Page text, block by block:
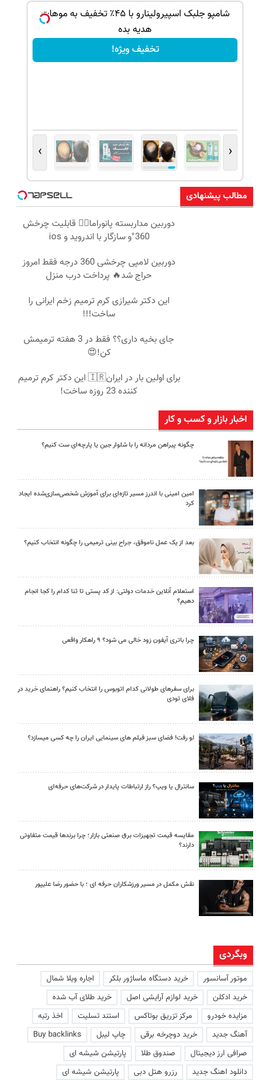
شامپو جلبک اسپیرولینارو با ۴۵٪ تخفیف به موهات
هدیه بده
تخفیف ویژه!
‹
›
مطالب پیشنهادی
دوربین مداربسته پانوراما👈🏻 قابلیت چرخش
360°و سازگار با اندروید و ios
دوربین لامپی چرخشی 360 درجه فقط امروز
حراج شد🔥 پرداخت درب منزل
این دکتر شیرازی کرم ترمیم زخم ایرانی را
ساخت!!!
جای بخیه داری؟؟ فقط در 3 هفته ترمیمش
کن!😍
برای اولین بار در ایران🇮🇷 این دکتر کرم ترمیم
کننده 23 روزه ساخت!
اخبار بازار و کسب و کار
چگونه پیراهن مردانه را با شلوار جین یا پارچه‌ای ست کنیم؟
امین امینی با اندرز مسیر تازه‌ای برای آموزش شخصی‌سازی‌شده ایجاد
کرد
بعد از یک عمل ناموفق، جراح بینی ترمیمی را چگونه انتخاب کنیم؟
استعلام آنلاین خدمات دولتی: از کد پستی تا ثنا کدام را کجا انجام
دهیم؟
چرا باتری آیفون زود خالی می شود؟ ۹ راهکار واقعی
برای سفرهای طولانی کدام اتوبوس را انتخاب کنیم؟ راهنمای خرید در
فلای تودی
لو رفت! فضای سبز فیلم های سینمایی ایران را چه کسی میسازد؟
سانترال یا ویپ؟ راز ارتباطات پایدار در شرکت‌های حرفه‌ای
مقایسه قیمت تجهیزات برق صنعتی بازار؛ چرا برندها قیمت متفاوتی
دارند؟
نقش مکمل در مسیر ورزشکاران حرفه ای ؛ با حضور رضا علیپور
وبگردی
موتور آسانسور خرید دستگاه ماساژور بلکر
اجاره ویلا شمال
خرید ادکلن
خرید لوازم آرایشی اصل
خرید طلای آب شده
مزایده خودرو
مرکز تزریق بوتاکس استند تسلیت
اخذ رتبه
آهنگ جدید
خرید دوچرخه برقی چاپ لیبل
Buy backlinks
صرافی ارز دیجیتال
صندوق طلا
پارتیشن شیشه ای
دانلود اهنگ جدید
رزرو هتل دبی پارتیشن شیشه ای